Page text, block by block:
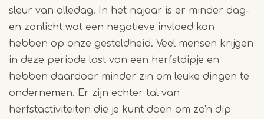
sleur van alledag. In het najaar is er minder dag-
en zonlicht wat een negatieve invloed kan
hebben op onze gesteldheid. Veel mensen krijgen
in deze periode last van een herfstdipje en
hebben daardoor minder zin om leuke dingen te
ondernemen. Er zijn echter tal van
herfstactiviteiten die je kunt doen om zo'n dip